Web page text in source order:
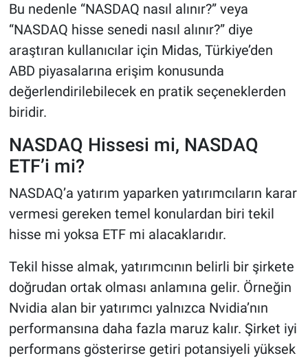
Bu nedenle “NASDAQ nasıl alınır?” veya
“NASDAQ hisse senedi nasıl alınır?” diye
araştıran kullanıcılar için Midas, Türkiye’den
ABD piyasalarına erişim konusunda
değerlendirilebilecek en pratik seçeneklerden
biridir.
NASDAQ Hissesi mi, NASDAQ
ETF’i mi?
NASDAQ’a yatırım yaparken yatırımcıların karar
vermesi gereken temel konulardan biri tekil
hisse mi yoksa ETF mi alacaklarıdır.
Tekil hisse almak, yatırımcının belirli bir şirkete
doğrudan ortak olması anlamına gelir. Örneğin
Nvidia alan bir yatırımcı yalnızca Nvidia’nın
performansına daha fazla maruz kalır. Şirket iyi
performans gösterirse getiri potansiyeli yüksek